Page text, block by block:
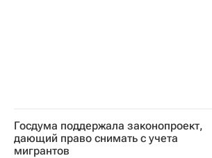
Госдума поддержала законопроект,
дающий право снимать с учета
мигрантов